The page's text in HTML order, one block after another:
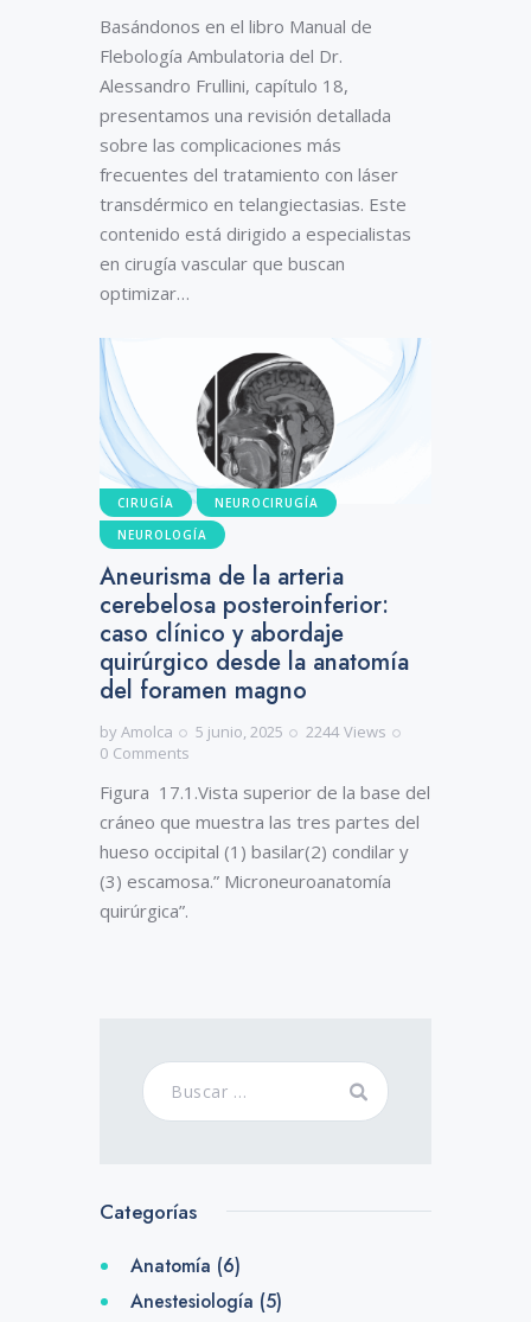
Basándonos en el libro Manual de
Flebología Ambulatoria del Dr.
Alessandro Frullini, capítulo 18,
presentamos una revisión detallada
sobre las complicaciones más
frecuentes del tratamiento con láser
transdérmico en telangiectasias. Este
contenido está dirigido a especialistas
en cirugía vascular que buscan
optimizar…
CIRUGÍA
NEUROCIRUGÍA
NEUROLOGÍA
Aneurisma de la arteria
cerebelosa posteroinferior:
caso clínico y abordaje
quirúrgico desde la anatomía
del foramen magno
byAmolca 5 junio, 2025 2244 Views
0 Comments
Figura 17.1.Vista superior de la base del
cráneo que muestra las tres partes del
hueso occipital (1) basilar(2) condilar y
(3) escamosa.” Microneuroanatomía
quirúrgica”.
Categorías
Anatomía (6)
Anestesiología (5)